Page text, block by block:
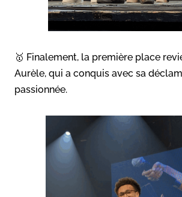
🥇 Finalement, la première place
Aurèle, qui a conquis avec sa
passionnée.